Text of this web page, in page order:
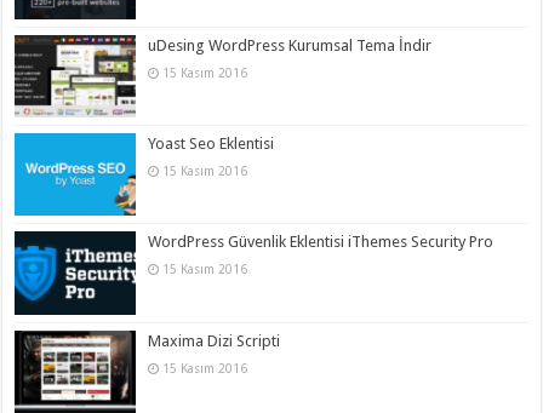
uDesing WordPress Kurumsal Tema İndir
15 Kasım 2016
Yoast Seo Eklentisi
15 Kasım 2016
WordPress Güvenlik Eklentisi iThemes Security Pro
15 Kasım 2016
Maxima Dizi Scripti
15 Kasım 2016